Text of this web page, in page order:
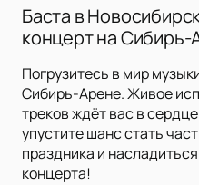
Баста в
концерт на
Погрузитесь в мир
Сибирь-Арене. Живое
треков ждёт вас в
упустите шанс стать
праздника и
концерта!